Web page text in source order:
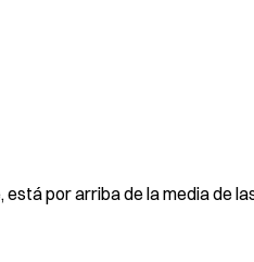
por arriba de la media de